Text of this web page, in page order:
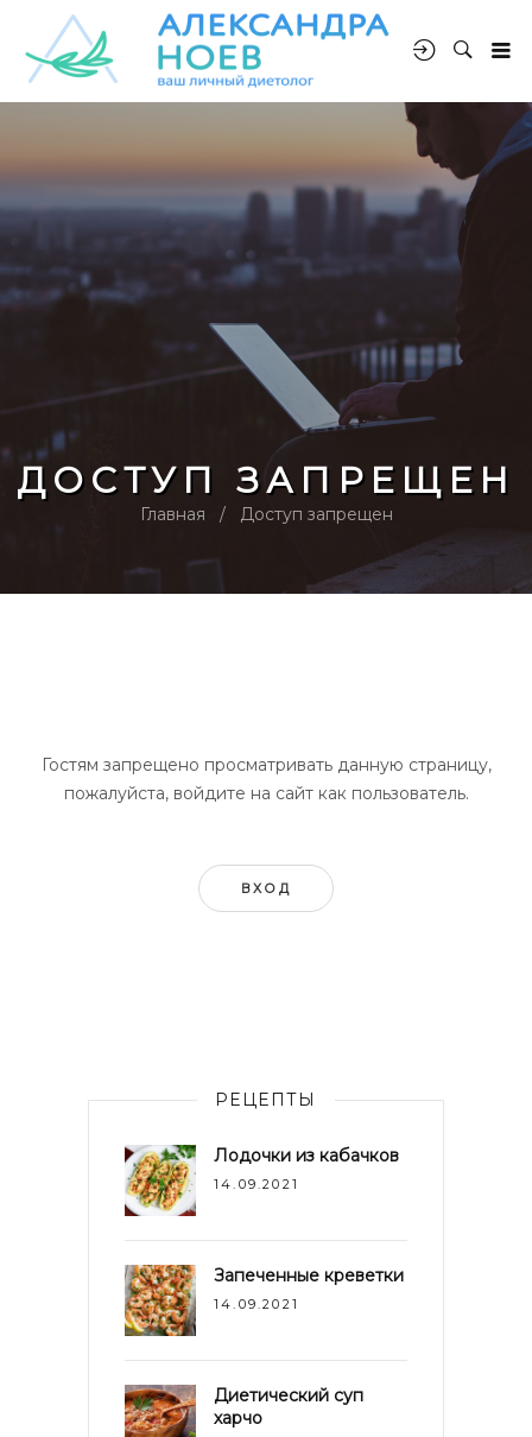
ДОСТУП ЗАПРЕЩЕН
Главная Доступ запрещен
Гостям запрещено просматривать данную страницу,
пожалуйста, войдите на сайт как пользователь.
ВХОД
РЕЦЕПТЫ
Лодочки из кабачков
14.09.2021
Запеченные креветки
14.09.2021
Диетический суп
харчо